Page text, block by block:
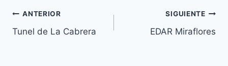
Navegación
de
ANTERIOR
Tunel de La Cabrera
SIGUIENTE
EDAR Miraflores